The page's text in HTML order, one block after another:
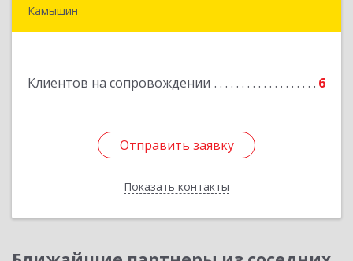
Камышин
Клиентов на сопровождении 6
Отправить заявку
Показать контакты
Подробнее
Отправить заявку
Назад